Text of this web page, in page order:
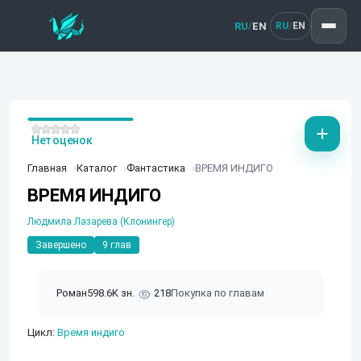
RU/EN RU/ EN
Главная Каталог Фантастика ВРЕМЯ ИНДИГО
ВРЕМЯ ИНДИГО
Людмила Лазарева (Клонингер)
Завершено 9 глав
Роман598.6K зн. 218Покупка по главам
Цикл: Время индиго
Нет оценок